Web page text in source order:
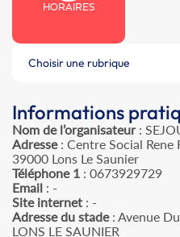
HORAIRES
Choisir une rubrique
Informations
Nom de l’organisateur:
Adresse: Centre Social Rene
39000 Lons Le Saunier
Téléphone 1 : 0673929729
Email : -
Site internet : -
Adresse du stade: Avenue
LONS LE SAUNIER